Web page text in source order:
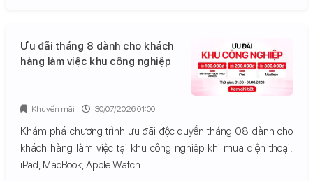
Ưu đãi tháng 8 dành cho khách
hàng làm việc khu công nghiệp
Khám phá chương trình ưu đãi độc quyền tháng 08 dành cho
khách hàng làm việc tại khu công nghiệp khi mua điện thoại,
iPad, MacBook, Apple Watch...
Khuyến mãi 30/07/2026 01:00